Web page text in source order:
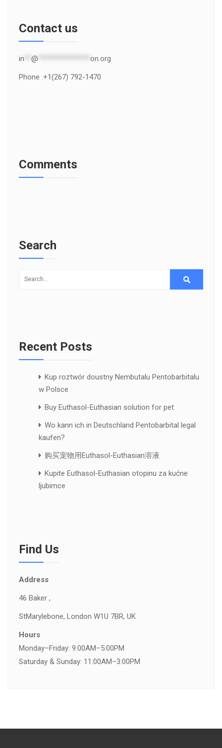
Contact us
in @ on.org
Phone .+1(267) 792-1470
Comments
Search
Recent Posts
Kup roztwór doustny Nembutalu Pentobarbitalu
w Polsce
Buy Euthasol-Euthasian solution for pet
Wo kann ich in Deutschland Pentobarbital legal
kaufen?
购买宠物用Euthasol-Euthasian溶液
Kupite Euthasol-Euthasian otopinu za kućne
ljubimce
Find Us
Address
46 Baker ,
StMarylebone, London W1U 7BR, UK
Hours
Monday–Friday: 9:00AM–5:00PM
Saturday & Sunday: 11:00AM–3:00PM